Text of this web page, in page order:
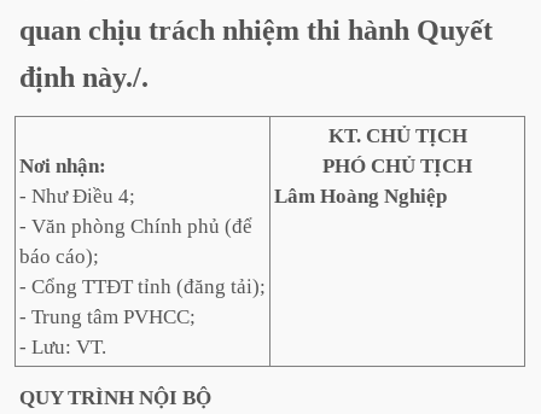
quan chịu trách nhiệm thi hành Quyết
định này./.
Nơi nhận:
- Như Điều 4;
- Văn phòng Chính phủ (để
báo cáo);
- Cổng TTĐT tỉnh (đăng tải);
- Trung tâm PVHCC;
- Lưu: VT.
KT. CHỦ TỊCH
PHÓ CHỦ TỊCH
Lâm Hoàng Nghiệp
QUY TRÌNH NỘI BỘ